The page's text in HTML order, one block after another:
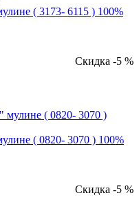
( 3173- 6115 ) 100%
Скидка -5 %
( 0820- 3070 ) 100%
Скидка -5 %